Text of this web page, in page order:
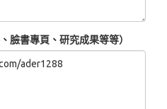
臉書專頁、研究成果等等）